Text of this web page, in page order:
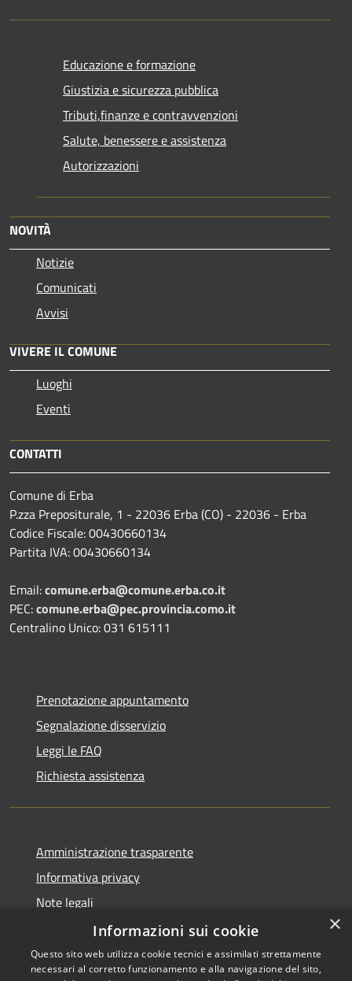
Educazione e formazione
Giustizia e sicurezza pubblica
Tributi,finanze e contravvenzioni
Salute, benessere e assistenza
Autorizzazioni
NOVITÀ
Notizie
Comunicati
Avvisi
VIVERE IL COMUNE
Luoghi
Eventi
CONTATTI
Comune di Erba
P.zza Prepositurale, 1 - 22036 Erba (CO) - 22036 - Erba
Codice Fiscale: 00430660134
Partita IVA: 00430660134
Email:comune.erba@comune.erba.co.it
PEC:comune.erba@pec.provincia.como.it
Centralino Unico: 031 615111
Prenotazione appuntamento
Segnalazione disservizio
Leggi le FAQ
Richiesta assistenza
Amministrazione trasparente
Informativa privacy
Note legali
Dichiarazione di accessibilità
×
Informazioni sui cookie
Questo sito web utilizza cookie tecnici e assimilati strettamente
necessari al corretto funzionamento e alla navigazione del sito,